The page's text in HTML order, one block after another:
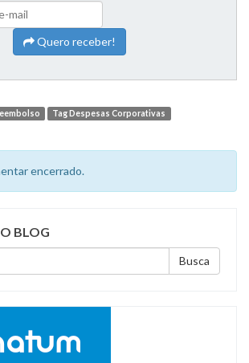
Quero receber!
Tag Despesas Corporativas
encerrado.
BLOG
Busca